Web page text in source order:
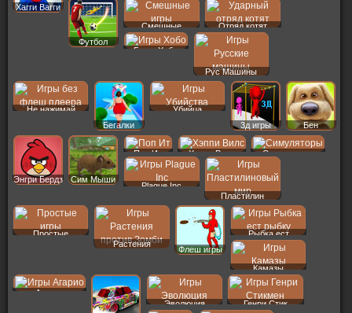
Хагги Вагги
Футбол
Смешные Отряд котят
Бомж Хобо
Рус Машины
Не нажимай
Бегалки
Убийца
3д игры
Бен
Энгри Бердз Сим Мыши
Поп Ит Хэппи Вилс Симуляторы
Plague Inc
Пластилин
Простые
Растения
Флеш игры
Рыбка ест
Камазы
Агарио
Эволюция Генри Стик